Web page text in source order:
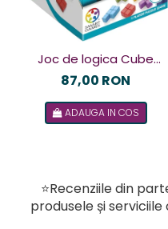
Joc de logica Cube
Puzzler Go, Smart
87,00 RON
ADAUGA IN COS
⭐Recenziile din
produsele și